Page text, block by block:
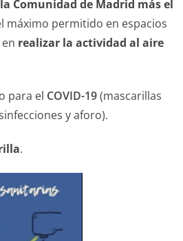
Comunidad de Madrid más el
máximo permitido en espacios
realizar la actividad al aire
para el COVID-19(mascarillas
y aforo).
.